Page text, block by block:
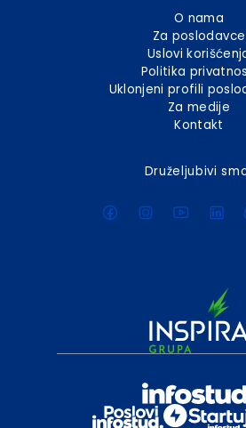
O nama
Za poslodavce
Uslovi
Politika
Uklonjeni profili
Za medije
Kontakt
Druželjubivi